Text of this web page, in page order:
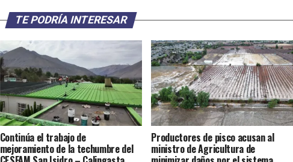
TE PODRÍA INTERESAR
Continúa el trabajo de
mejoramiento de la techumbre del
Productores de pisco acusan al
ministro de Agricultura de